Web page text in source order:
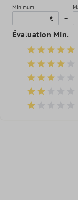
Minimum
€ –
Évaluation Min.
Ajouter un filtre
Ajouter un filtre
Ajouter un filtre
Ajouter un filtre
Ajouter un filtre